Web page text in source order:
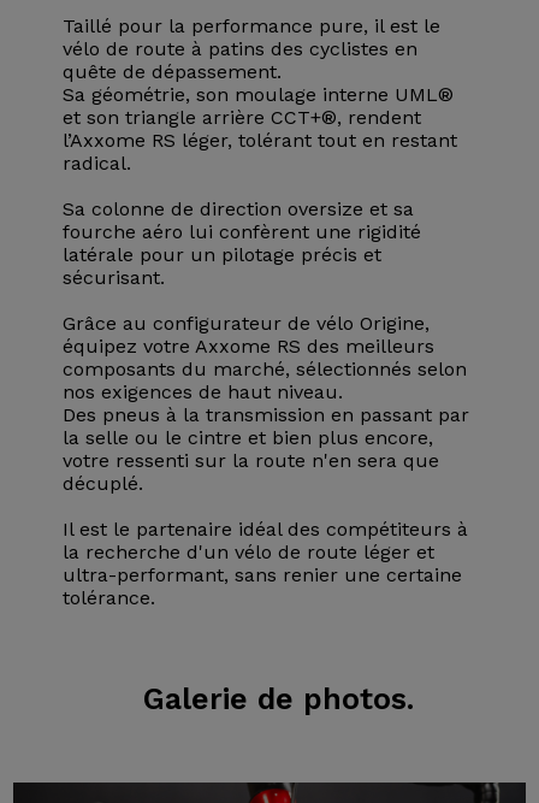
Taillé pour la performance pure, il est le
vélo de route à patins des cyclistes en
quête de dépassement.
Sa géométrie, son moulage interne UML®
et son triangle arrière CCT+®, rendent
l’Axxome RS léger, tolérant tout en restant
radical.
Sa colonne de direction oversize et sa
fourche aéro lui confèrent une rigidité
latérale pour un pilotage précis et
sécurisant.
Grâce au configurateur de vélo Origine,
équipez votre Axxome RS des meilleurs
composants du marché, sélectionnés selon
nos exigences de haut niveau.
Des pneus à la transmission en passant par
la selle ou le cintre et bien plus encore,
votre ressenti sur la route n'en sera que
décuplé.
Il est le partenaire idéal des compétiteurs à
la recherche d'un vélo de route léger et
ultra-performant, sans renier une certaine
tolérance.
Galerie de photos.